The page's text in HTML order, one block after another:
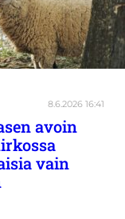
8.6.2026 16:41
avoin
vain